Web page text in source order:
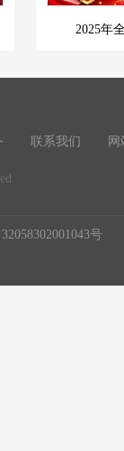
2025年
联系我们 网
号